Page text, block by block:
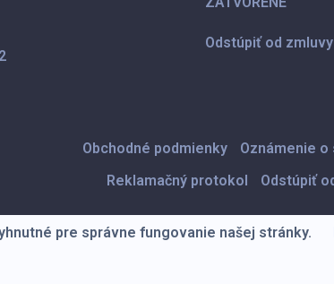
Odstúpiť od
Obchodné podmienky
Oznámenie
Reklamačný protokol
Odstúpiť
pre správne fungovanie našej stránky.